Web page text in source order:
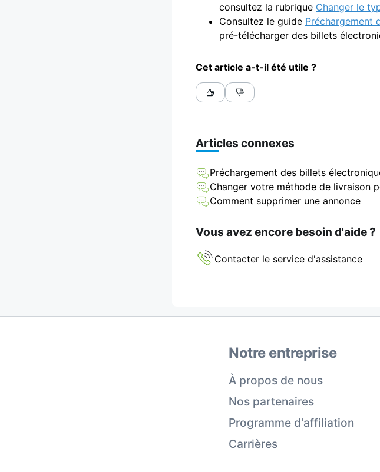
consultez la rubrique Changer le
Consultez le guide Préchargement
pré-télécharger des billets
Cet article a-t-il été utile ?
Articles connexes
Préchargement des billets
Changer votre méthode de livraison
Comment supprimer une annonce
Vous avez encore besoin d'aide ?
Contacter le service d'assistance
Notre entreprise
À propos de nous
Nos partenaires
Programme d'affiliation
Carrières